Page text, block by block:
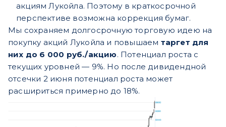
акциям Лукойла. Поэтому в краткосрочной
перспективе возможна коррекция бумаг.
Мы сохраняем долгосрочную торговую идею на
покупку акций Лукойла и повышаем таргет для
них до 6 000 руб./акцию. Потенциал роста с
текущих уровней — 9%. Но после дивидендной
отсечки 2 июня потенциал роста может
расшириться примерно до 18%.